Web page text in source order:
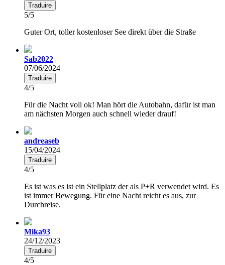
Traduire
5/5
Guter Ort, toller kostenloser See direkt über die Straße
Sab2022
07/06/2024
Traduire
4/5
Für die Nacht voll ok! Man hört die Autobahn, dafür ist man
am nächsten Morgen auch schnell wieder drauf!
andreaseb
15/04/2024
Traduire
4/5
Es ist was es ist ein Stellplatz der als P+R verwendet wird. Es
ist immer Bewegung. Für eine Nacht reicht es aus, zur
Durchreise.
Mika93
24/12/2023
Traduire
4/5